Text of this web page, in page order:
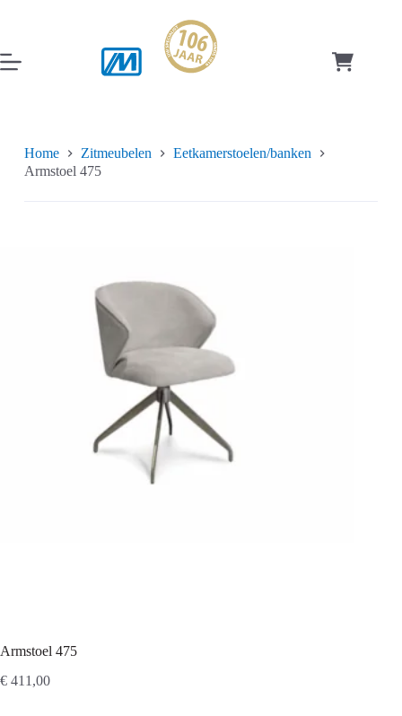
inhoud
Home Zitmeubelen
Eetkamerstoelen/banken
Armstoel 475
Armstoel 475
€ 411,00